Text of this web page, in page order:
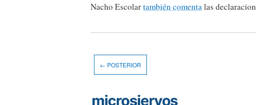
Nacho Escolartambién comentalas
← POSTERIOR